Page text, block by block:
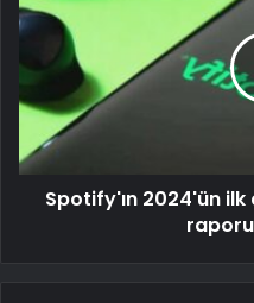
Spotify'ın 2024'ün
raporu